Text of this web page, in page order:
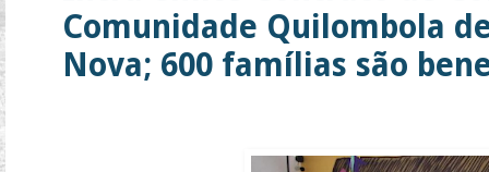
Comunidade Quilombola
Nova; 600 famílias são